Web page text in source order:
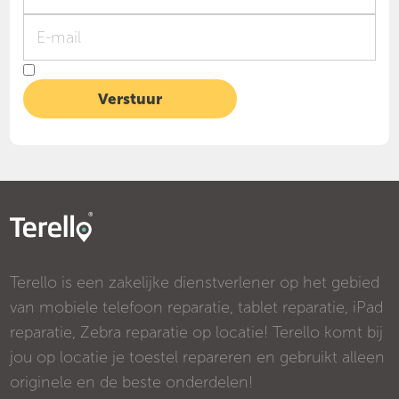
Terello is een zakelijke dienstverlener op het gebied
van mobiele telefoon reparatie, tablet reparatie, iPad
reparatie, Zebra reparatie op locatie! Terello komt bij
jou op locatie je toestel repareren en gebruikt alleen
originele en de beste onderdelen!